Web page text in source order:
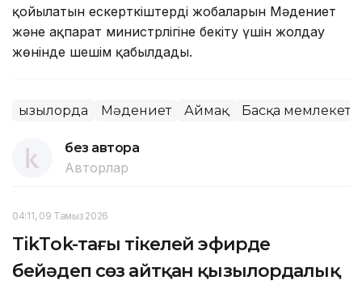
қойылатын ескерткіштердің жобаларын Мәдениет
және ақпарат министрлігіне бекіту үшін жолдау
жөнінде шешім қабылдады.
Қызылорда Мәдениет Аймақ Басқа
без автора
Авторлар
04:11, 09 Тамыз 2026
TikТok-тағы тікелей эфирде
бейәдеп сөз айтқан қызылордалық